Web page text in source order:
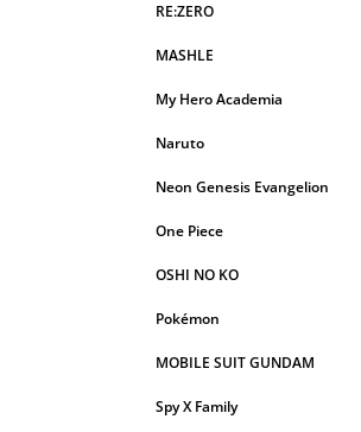
RE:ZERO
MASHLE
My Hero Academia
Naruto
Neon Genesis Evangelion
One Piece
OSHI NO KO
Pokémon
MOBILE SUIT GUNDAM
Spy X Family